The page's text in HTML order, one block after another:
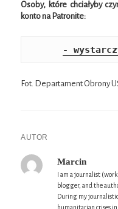
Osoby, które chciałyby
konto na Patronite:
-
Fot. Departament Obrony
AUTOR
Marcin
I am a journalist
blogger, and the
During my
humanitarian crises